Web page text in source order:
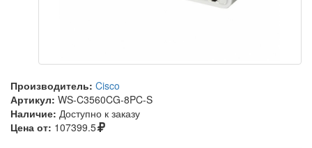
Производитель: Cisco
Артикул: WS-C3560CG-8PC-S
Наличие: Доступно к заказу
Цена от: 107399.5